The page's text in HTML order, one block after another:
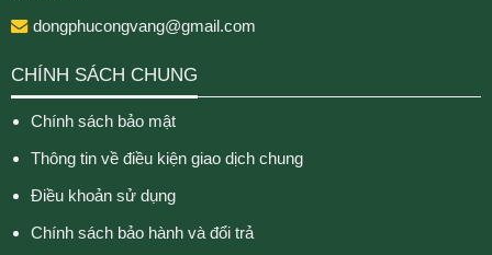
dongphucongvang@gmail.com
CHÍNH SÁCH CHUNG
Chính sách bảo mật
Thông tin về điều kiện giao dịch chung
Điều khoản sử dụng
Chính sách bảo hành và đổi trả